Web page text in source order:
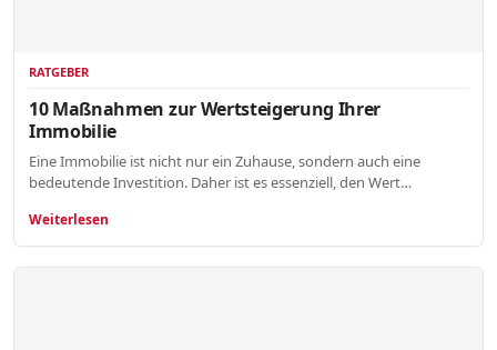
RATGEBER
10 Maßnahmen zur Wertsteigerung Ihrer
Immobilie
Eine Immobilie ist nicht nur ein Zuhause, sondern auch eine
bedeutende Investition. Daher ist es essenziell, den Wert…
Weiterlesen